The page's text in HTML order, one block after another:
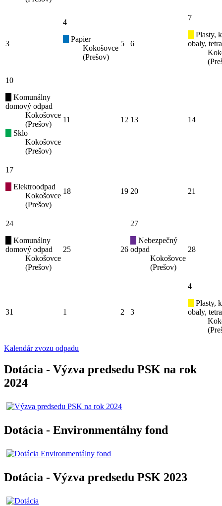
3
4
Papier
Kokošovce
(Prešov)
5 6
7
Plasty,
obaly,
10
Komunálny
domový odpad
Kokošovce
(Prešov)
Sklo
Kokošovce
(Prešov)
11 12 13 14
17
Elektroodpad
Kokošovce
(Prešov)
18 19 20 21
24
Komunálny
domový odpad
Kokošovce
(Prešov)
25 26
27
Nebezpečný
odpad
Kokošovce
(Prešov)
28
31 1 2 3
4
Plasty,
obaly,
Kalendár zvozu odpadu
Dotácia - Výzva predsedu PSK na rok
2024
Dotácia - Environmentálny fond
Dotácia - Výzva predsedu PSK 2023